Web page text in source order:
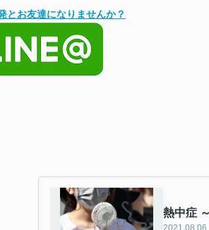
とお友達になりませんか？
熱中症
2021.08.06